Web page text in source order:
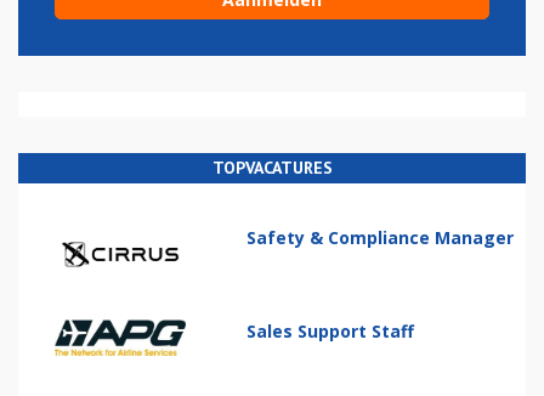
TOPVACATURES
Safety & Compliance Manager
Sales Support Staff